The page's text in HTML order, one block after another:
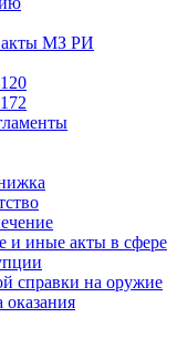
акты МЗ РИ
и иные акты в сфере
справки на оружие
оказания